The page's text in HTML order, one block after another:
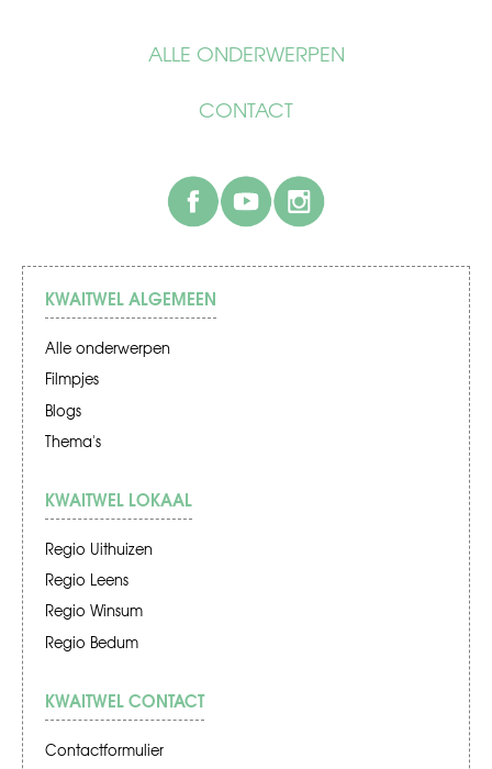
ALLE ONDERWERPEN
CONTACT
facebook
KWAITWEL ALGEMEEN
Alle onderwerpen
Filmpjes
Blogs
Thema's
KWAITWEL LOKAAL
Regio Uithuizen
Regio Leens
Regio Winsum
Regio Bedum
KWAITWEL CONTACT
Contactformulier